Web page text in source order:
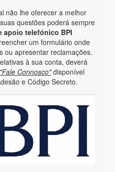
não lhe oferecer a melhor
questões poderá sempre
apoio telefónico BPI
um formulário onde
ou apresentar reclamações.
à sua conta, deverá
"Fale Connosco"disponível
e Código Secreto.